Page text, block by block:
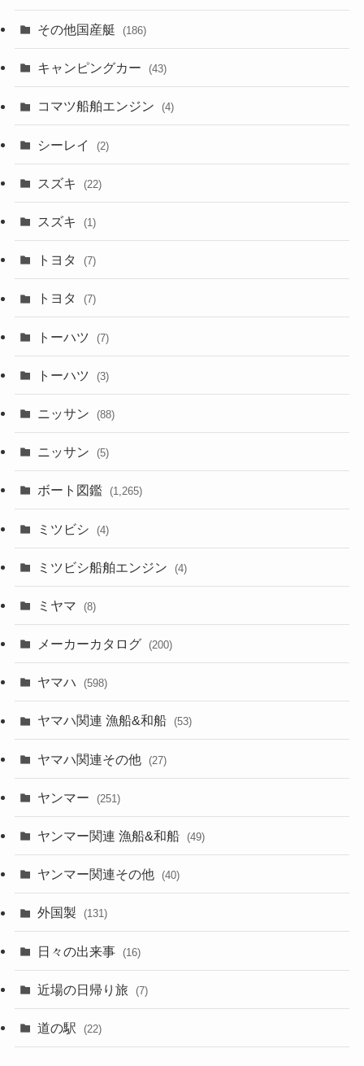
その他国産艇 (186)
キャンピングカー (43)
コマツ船舶エンジン (4)
シーレイ (2)
スズキ (22)
スズキ (1)
トヨタ (7)
トヨタ (7)
トーハツ (7)
トーハツ (3)
ニッサン (88)
ニッサン (5)
ボート図鑑 (1,265)
ミツビシ (4)
ミツビシ船舶エンジン (4)
ミヤマ (8)
メーカーカタログ (200)
ヤマハ (598)
ヤマハ関連 漁船&和船 (53)
ヤマハ関連その他 (27)
ヤンマー (251)
ヤンマー関連 漁船&和船 (49)
ヤンマー関連その他 (40)
外国製 (131)
日々の出来事 (16)
近場の日帰り旅 (7)
道の駅 (22)